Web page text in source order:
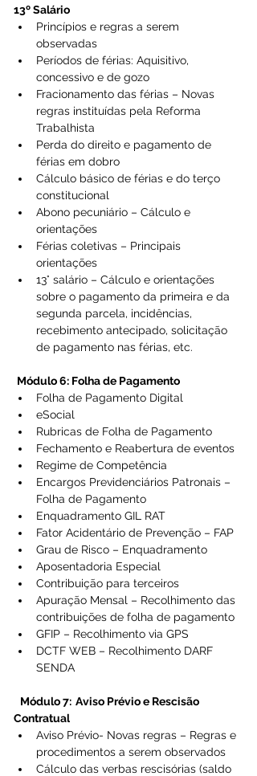
13º Salário
Princípios e regras a serem
observadas
Períodos de férias: Aquisitivo,
concessivo e de gozo
Fracionamento das férias – Novas
regras instituídas pela Reforma
Trabalhista
Perda do direito e pagamento de
férias em dobro
Cálculo básico de férias e do terço
constitucional
Abono pecuniário – Cálculo e
orientações
Férias coletivas – Principais
orientações
13° salário – Cálculo e orientações
sobre o pagamento da primeira e da
segunda parcela, incidências,
recebimento antecipado, solicitação
de pagamento nas férias, etc.
Módulo 6: Folha de Pagamento
Folha de Pagamento Digital
eSocial
Rubricas de Folha de Pagamento
Fechamento e Reabertura de eventos
Regime de Competência
Encargos Previdenciários Patronais –
Folha de Pagamento
Enquadramento GIL RAT
Fator Acidentário de Prevenção – FAP
Grau de Risco – Enquadramento
Aposentadoria Especial
Contribuição para terceiros
Apuração Mensal – Recolhimento das
contribuições de folha de pagamento
GFIP – Recolhimento via GPS
DCTF WEB – Recolhimento DARF
SENDA
Módulo 7:  Aviso Prévio e Rescisão
Contratual
Aviso Prévio- Novas regras – Regras e
procedimentos a serem observados
Cálculo das verbas rescisórias (saldo